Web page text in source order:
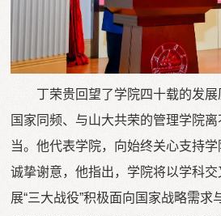
丁荣贵回望了学院四十载的发
国家同频、与山大共荣的管理学院
当。他代表学院，向始终关心支持
诚挚谢意，他指出，学院将以学科
展“三大战役”积极面向国家战略需求